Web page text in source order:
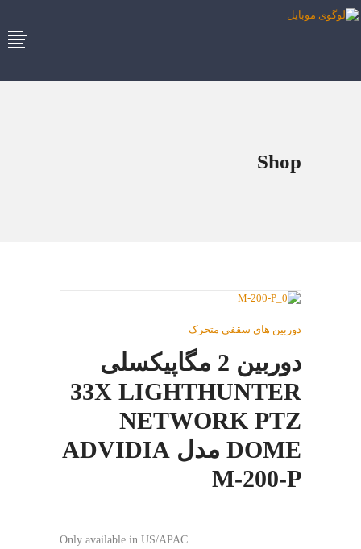
Shop
دوربین های سقفی متحرک
دوربین 2 مگاپیکسلی
33X LIGHTHUNTER
NETWORK PTZ
DOME مدل ADVIDIA
M-200-P
Only available in US/APAC